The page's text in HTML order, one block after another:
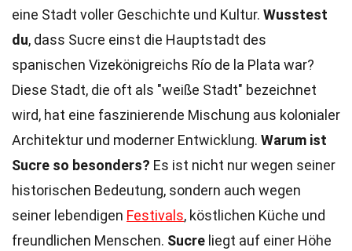
eine Stadt voller Geschichte und Kultur. Wusstest
du, dass Sucre einst die Hauptstadt des
spanischen Vizekönigreichs Río de la Plata war?
Diese Stadt, die oft als "weiße Stadt" bezeichnet
wird, hat eine faszinierende Mischung aus kolonialer
Architektur und moderner Entwicklung. Warum ist
Sucre so besonders? Es ist nicht nur wegen seiner
historischen Bedeutung, sondern auch wegen
seiner lebendigen Festivals, köstlichen Küche und
freundlichen Menschen. Sucre liegt auf einer Höhe